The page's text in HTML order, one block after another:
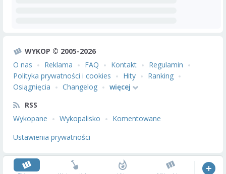
WYKOP © 2005-2026
O nas
Reklama FAQ Kontakt
Regulamin
Polityka prywatności i cookies
Hity
Ranking
Osiągnięcia
Changelog
więcej
RSS
Wykopane
Wykopalisko
Komentowane
Ustawienia prywatności